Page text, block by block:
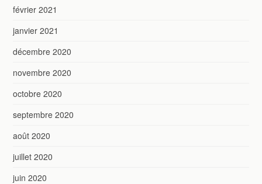
février 2021
janvier 2021
décembre 2020
novembre 2020
octobre 2020
septembre 2020
août 2020
juillet 2020
juin 2020